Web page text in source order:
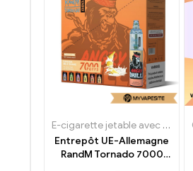
E-cigarette jetable avec nicotine
Entrepôt UE-Allemagne
RandM Tornado 7000